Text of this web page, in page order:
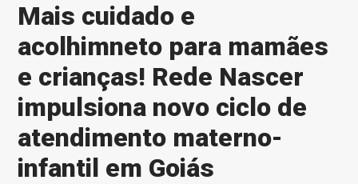
Mais cuidado e
acolhimneto para mamães
e crianças! Rede Nascer
impulsiona novo ciclo de
atendimento materno-
infantil em Goiás